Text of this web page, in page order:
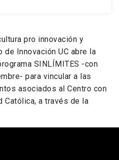
pro innovación y
de Innovación UC abre la
SINLÍMITES -con
para vincular a las
asociados al Centro con
Católica, a través de la